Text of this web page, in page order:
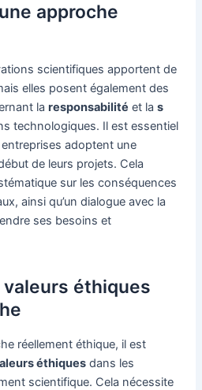
approche
scientifiques apportent de
elles posent également des
laresponsabilité et las
technologiques. Il est essentiel
adoptent une
de leurs projets. Cela
sur les conséquences
ainsi qu’un dialogue avec la
ses besoins et
éthiques
réellement éthique, il est
éthiques dans les
scientifique. Cela nécessite